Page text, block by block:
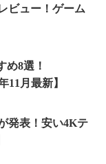
ビュー！ゲーム
め8選！
11月最新】
発表！安い4Kテ